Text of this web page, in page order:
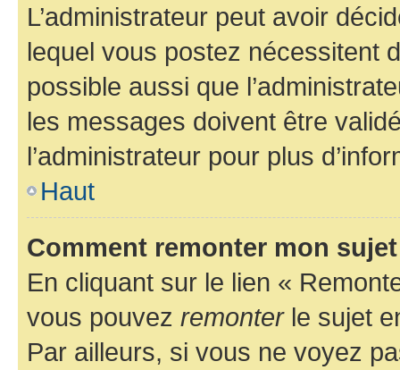
L’administrateur peut avoir
lequel vous postez nécessitent
possible aussi que
les messages doivent être
l’administrateur pour plus
Haut
Comment remonter mon
En cliquant sur le lien «
vous pouvez remonterle sujet
Par ailleurs, si vous ne voyez